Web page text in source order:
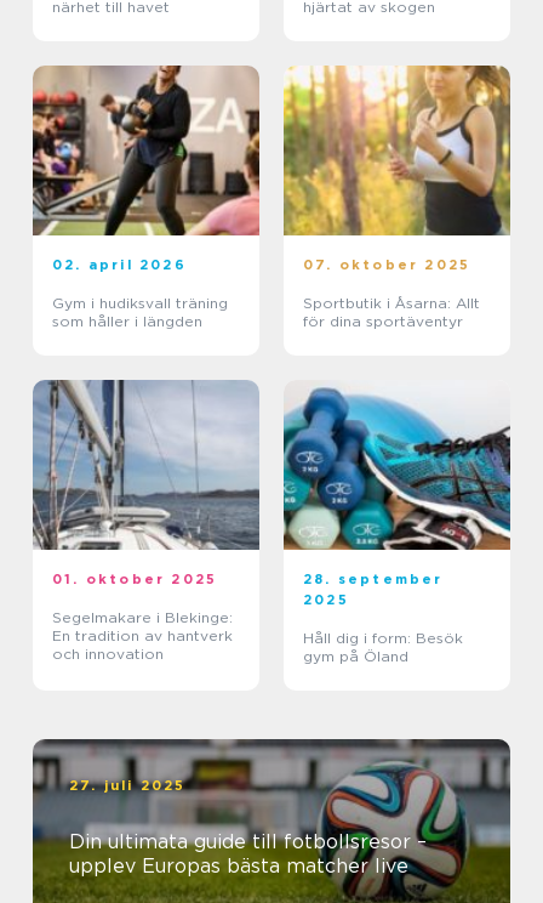
närhet till havet hjärtat av skogen
02. april 2026
Gym i hudiksvall träning
som håller i längden
07. oktober 2025
Sportbutik i Åsarna: Allt
för dina sportäventyr
01. oktober 2025
Segelmakare i Blekinge:
En tradition av hantverk
och innovation
28. september
2025
Håll dig i form: Besök
gym på Öland
27. juli 2025
Din ultimata guide till fotbollsresor –
upplev Europas bästa matcher live